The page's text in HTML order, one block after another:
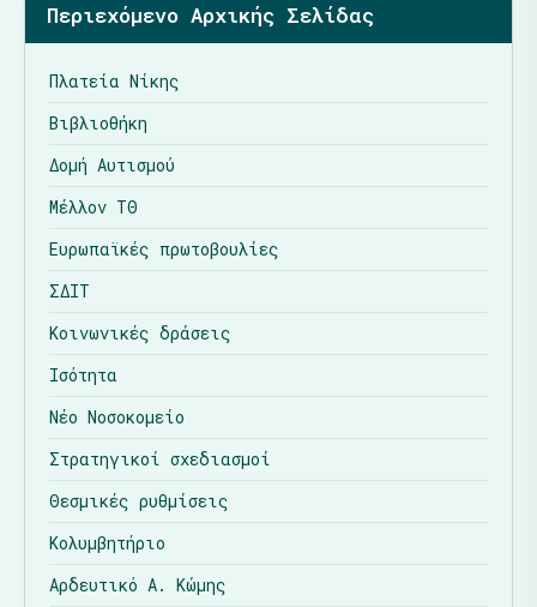
Περιεχόμενο Αρχικής Σελίδας
Πλατεία Νίκης
Βιβλιοθήκη
Δομή Αυτισμού
Μέλλον ΤΘ
Ευρωπαϊκές πρωτοβουλίες
ΣΔΙΤ
Κοινωνικές δράσεις
Ισότητα
Νέο Νοσοκομείο
Στρατηγικοί σχεδιασμοί
Θεσμικές ρυθμίσεις
Κολυμβητήριο
Αρδευτικό Α. Κώμης